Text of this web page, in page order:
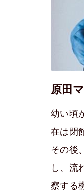
原田
幼い頃
在は閉
その後
し、流
察する